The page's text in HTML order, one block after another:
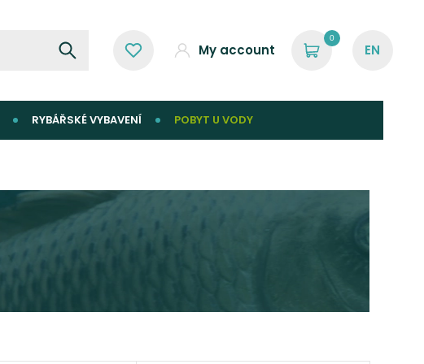
My account
0
RYBÁŘSKÉ VYBAVENÍ POBYT U VODY